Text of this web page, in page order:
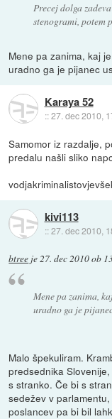
Precej dolga
stenogrami, potem
Mene pa zanima, kaj
uradno ga je pijanec
Karaya 52
::27. dec 2010,
Samomor iz razdalje,
predalu našli sliko
kivi113
::27. dec 2010,
btree je27. dec 2010 ob
Mene pa zanima,
uradno ga je
Malo špekuliram.
predsednika
s stranko. Če bi s
sedežev v
poslancev pa bi bil